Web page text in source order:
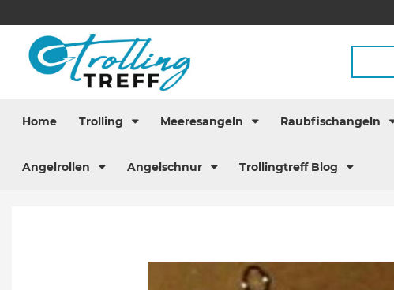
Home Trolling Meeresangeln Raubfischangeln
Angelrollen Angelschnur Trollingtreff Blog